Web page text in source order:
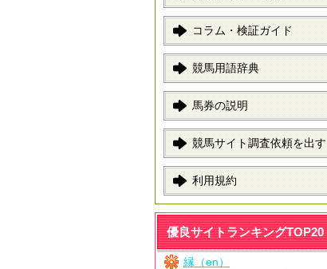
コラム・検証ガイド
競馬用語辞典
馬券の説明
競馬サイト調査依頼を出す
利用規約
優良サイトランキングTOP20
縁（en）